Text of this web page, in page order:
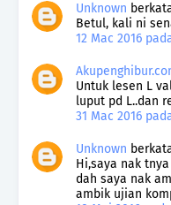
Unknown
Betul, kali ni
12 Mac 2016
Untuk lesen L
luput pd L..dan
31 Mac 2016
Unknown
Hi,saya nak
dah saya nak
ambik ujian